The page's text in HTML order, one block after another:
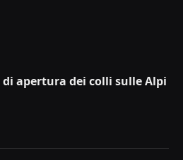
di apertura dei colli sulle Alpi